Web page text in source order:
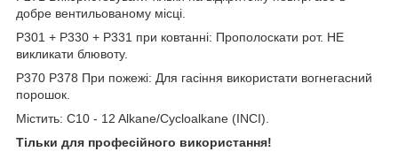
добре вентильованому місці.
P301 + P330 + P331 при ковтанні: Прополоскати рот. НЕ
викликати блювоту.
P370 P378 При пожежі: Для гасіння використати вогнегасний
порошок.
Містить: C10 - 12 Alkane/Cycloalkane (INCI).
Тільки для професійного використання!